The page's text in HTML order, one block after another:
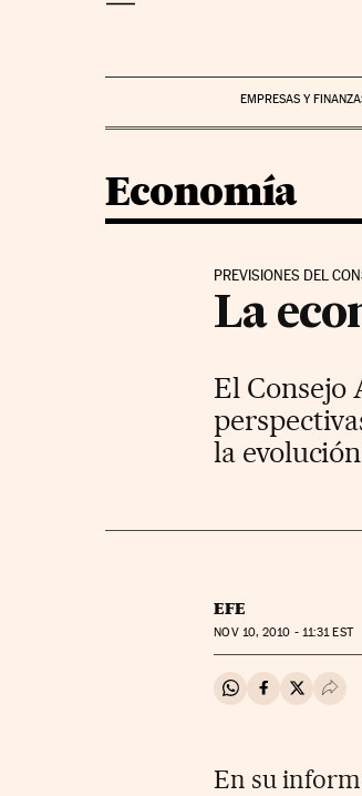
EMPRESAS Y
Economía
PREVISIONES DEL
La
El Consejo
la
EFE
NOV10, 2010 - 11:31 EST
Compartir en
Compartir en
En su